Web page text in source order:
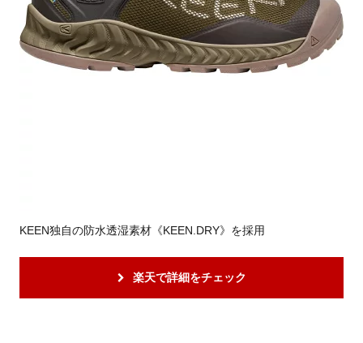
KEEN独自の防水透湿素材《KEEN.DRY》を採用
楽天で詳細をチェック